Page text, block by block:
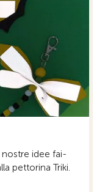
idee fai-
pettorina Triki.